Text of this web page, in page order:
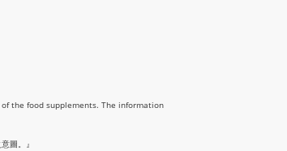
the food supplements. The information
圖。』